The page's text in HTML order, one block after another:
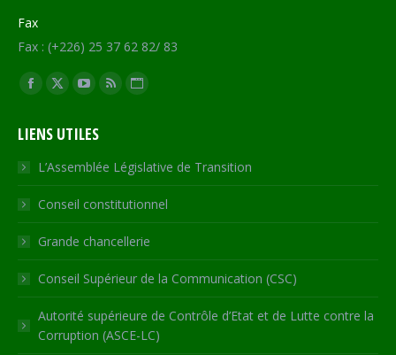
Fax
Fax : (+226) 25 37 62 82/ 83
Trouvez nous sur :
Facebook
opens
in
new
window
X
opens
in
new
window
YouTube
opens
in
new
window
RSS
in
new
window
Site
opens
in
new
LIENS UTILES
L’Assemblée Législative de Transition
Conseil constitutionnel
Grande chancellerie
Conseil Supérieur de la Communication (CSC)
Autorité supérieure de Contrôle d’Etat et de Lutte contre la
Corruption (ASCE-LC)